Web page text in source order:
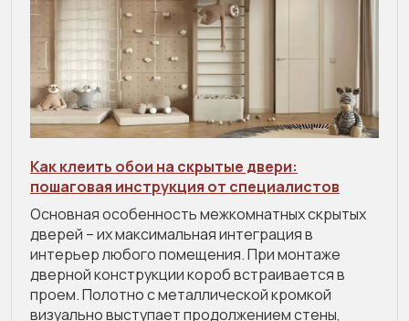
Как клеить обои на скрытые двери:
пошаговая инструкция от специалистов
Основная особенность межкомнатных скрытых
дверей – их максимальная интеграция в
интерьер любого помещения. При монтаже
дверной конструкции короб встраивается в
проем. Полотно с металлической кромкой
визуально выступает продолжением стены,